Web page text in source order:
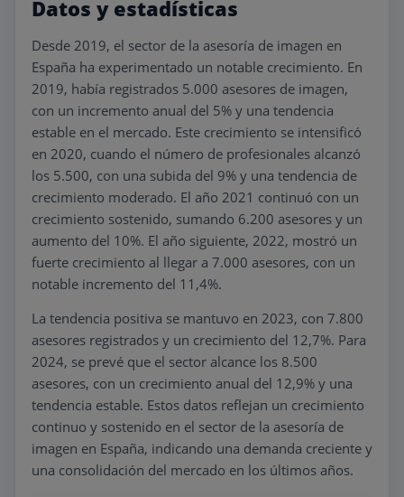
Datos y estadísticas
Desde 2019, el sector de la asesoría de imagen en
España ha experimentado un notable crecimiento. En
2019, había registrados 5.000 asesores de imagen,
con un incremento anual del 5% y una tendencia
estable en el mercado. Este crecimiento se intensificó
en 2020, cuando el número de profesionales alcanzó
los 5.500, con una subida del 9% y una tendencia de
crecimiento moderado. El año 2021 continuó con un
crecimiento sostenido, sumando 6.200 asesores y un
aumento del 10%. El año siguiente, 2022, mostró un
fuerte crecimiento al llegar a 7.000 asesores, con un
notable incremento del 11,4%.
La tendencia positiva se mantuvo en 2023, con 7.800
asesores registrados y un crecimiento del 12,7%. Para
2024, se prevé que el sector alcance los 8.500
asesores, con un crecimiento anual del 12,9% y una
tendencia estable. Estos datos reflejan un crecimiento
continuo y sostenido en el sector de la asesoría de
imagen en España, indicando una demanda creciente y
una consolidación del mercado en los últimos años.